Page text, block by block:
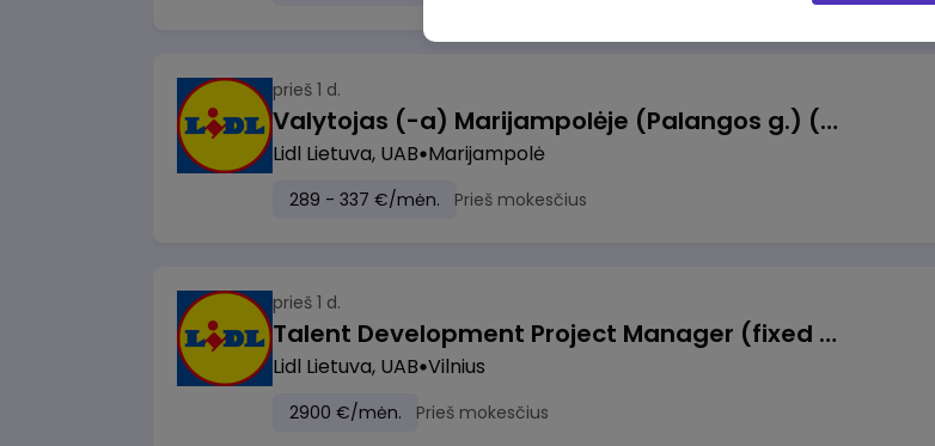
prieš 1 d.
Valytojas (-a) Marijampolėje (Palangos g.) (0,25 etatu)
Lidl Lietuva, UAB Marijampolė
289 - 337 €/mėn. Prieš mokesčius
prieš 1 d.
Talent Development Project Manager (fixed term - 1.5 years)
Lidl Lietuva, UAB Vilnius
2900 €/mėn. Prieš mokesčius